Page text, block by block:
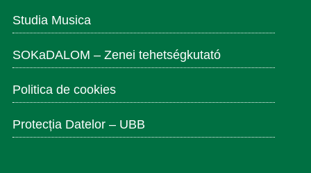
Studia Musica
SOKaDALOM – Zenei tehetségkutató
Politica de cookies
Protecția Datelor – UBB